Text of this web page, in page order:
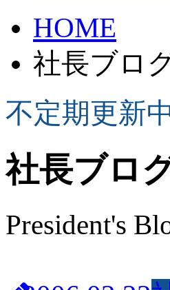
HOME
社長ブロ
不定期更新
社長ブロ
President's